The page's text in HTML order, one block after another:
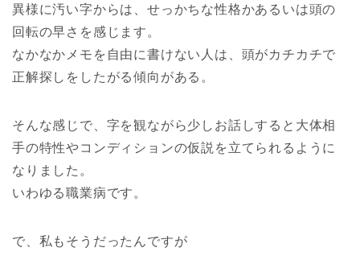
異様に汚い字からは、せっかちな性格かあるいは頭の
回転の早さを感じます。
なかなかメモを自由に書けない人は、頭がカチカチで
正解探しをしたがる傾向がある。
そんな感じで、字を観ながら少しお話しすると大体相
手の特性やコンディションの仮説を立てられるように
なりました。
いわゆる職業病です。
で、私もそうだったんですが